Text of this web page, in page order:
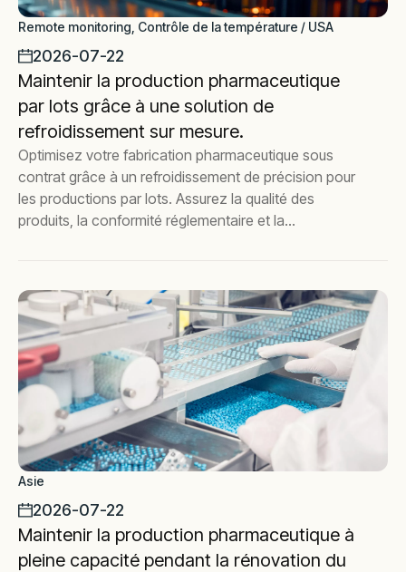
Remote monitoring, Contrôle de la température / USA
2026-07-22
Maintenir la production pharmaceutique
par lots grâce à une solution de
refroidissement sur mesure.
Optimisez votre fabrication pharmaceutique sous
contrat grâce à un refroidissement de précision pour
les productions par lots. Assurez la qualité des
produits, la conformité réglementaire et la
Asie
2026-07-22
Maintenir la production pharmaceutique à
pleine capacité pendant la rénovation du